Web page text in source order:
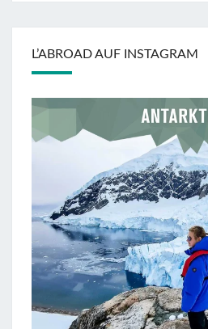
L’ABROAD AUF INSTAGRAM